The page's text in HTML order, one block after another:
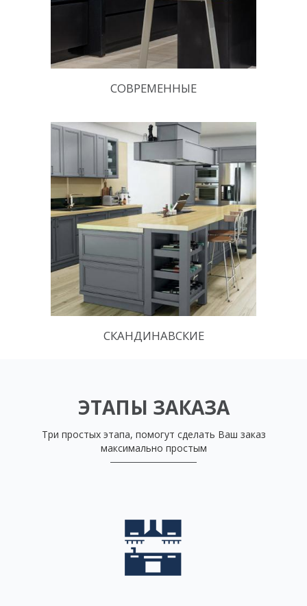
СОВРЕМЕННЫЕ
СКАНДИНАВСКИЕ
ЭТАПЫ ЗАКАЗА
Три простых этапа, помогут сделать Ваш заказ
максимально простым